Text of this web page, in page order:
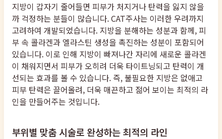
지방이 갑자기 줄어들면 피부가 처지거나 탄력을 잃지 않을
까 걱정하는 분들이 많습니다. CAT주사는 이러한 우려까지
고려하여 개발되었습니다. 지방을 분해하는 성분과 함께, 피
부 속 콜라겐과 엘라스틴 생성을 촉진하는 성분이 포함되어
있습니다. 이로 인해 지방이 빠져나간 자리에 새로운 콜라겐
이 채워지면서 피부가 오히려 더욱 타이트닝되고 탄력이 개
선되는 효과를 볼 수 있습니다. 즉, 불필요한 지방은 없애고
피부 탄력은 끌어올려, 더욱 매끈하고 젊어 보이는 최적의 라
인을 만들어주는 것입니다.
부위별 맞춤 시술로 완성하는 최적의 라인